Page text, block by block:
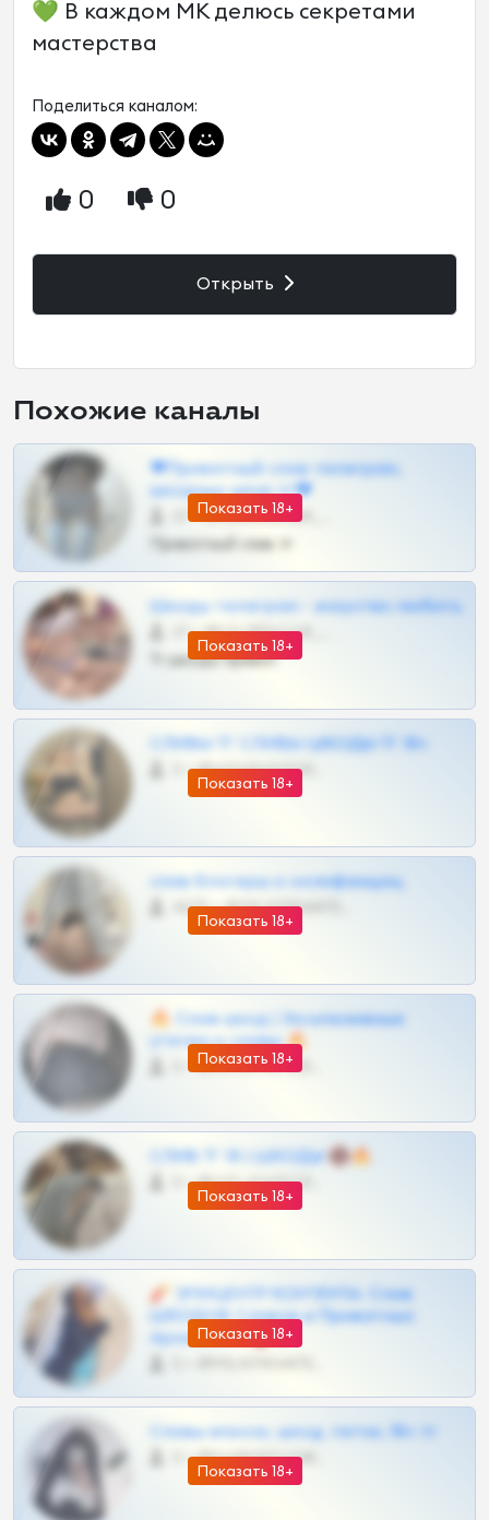
💚 В каждом МК делюсь секретами
мастерства
Поделиться каналом:
0 0
Открыть
Похожие каналы
Показать 18+
❤Приватный слив телеграм,
шкодных шкур тг❤
57 •
Приватный слив тг
Показать 18+
Шкоды телеграм - искуство любить
27 •
Тг шкоды приват
Показать 18+
СЛИВЫ ТГ СЛИВЫ ШКОДЫ ТГ 18+
0 •
Показать 18+
слив блогерш и онлифанщиц
4675 •
Показать 18+
🔥 Слив шкод | Эксклюзивные
утечки и сливы 🔥
0 •
Показать 18+
СЛИВ ТГ 18 | ШКОДЫ 🔞🔥
0 •
Показать 18+
🧨 ЭПИЦЕНТР КОНТЕНТА: Слив
ШКОДОВ Сливов и Приватных
Архивов ТГ 🔞💎
Показать 18+
Сливы вписок, шкод, теток, 18+ тг
0 •